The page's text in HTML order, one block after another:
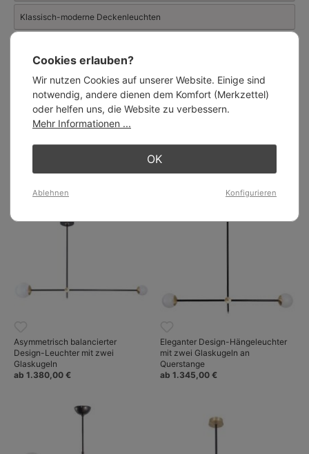
Klassisch-moderne Deckenleuchten
Deckenleuchten
Klassische Moderne
Leuchten in neuem Design
Asymmetrisch balancierter
Design-Leuchter mit zwei
Glaskugeln
ab 1.380,00 €
Eleganter Design-Hängeleuchter
mit zwei Glaskugeln an
Querstange
ab 1.345,00 €
Cookies erlauben?
Wir nutzen Cookies auf unserer Website. Einige sind
notwendig, andere dienen dem Komfort (Merkzettel)
oder helfen uns, die Website zu verbessern.
Mehr Informationen ...
OK
Ablehnen Konfigurieren